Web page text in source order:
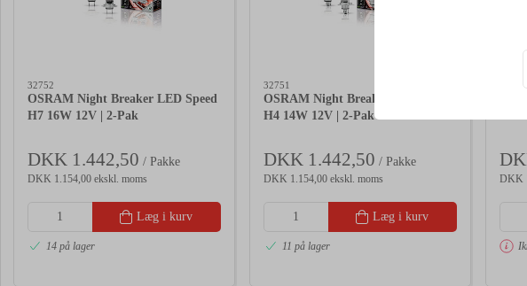
32752
OSRAM Night Breaker LED Speed
H7 16W 12V | 2-Pak
DKK 1.442,50 / Pakke
DKK 1.154,00 ekskl. moms
Læg i kurv
14 på lager
32751
OSRAM Night Breaker LED Speed
H4 14W 12V | 2-Pak
DKK 1.442,50 / Pakke
DKK 1.154,00 ekskl. moms
Læg i kurv
11 på lager
32749
DKK